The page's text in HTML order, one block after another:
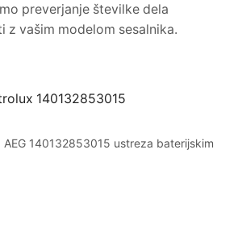
preverjanje številke dela
z vašim modelom sesalnika.
140132853015
140132853015 ustreza baterijskim